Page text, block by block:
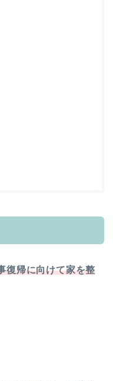
復帰に向けて家を整